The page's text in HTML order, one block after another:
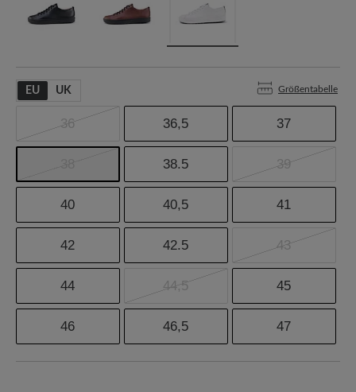
EU UK Größentabelle
36 36,5 37
38.5 39
40 40,5 41
42 42.5 43
44 44,5 45
46 46,5 47